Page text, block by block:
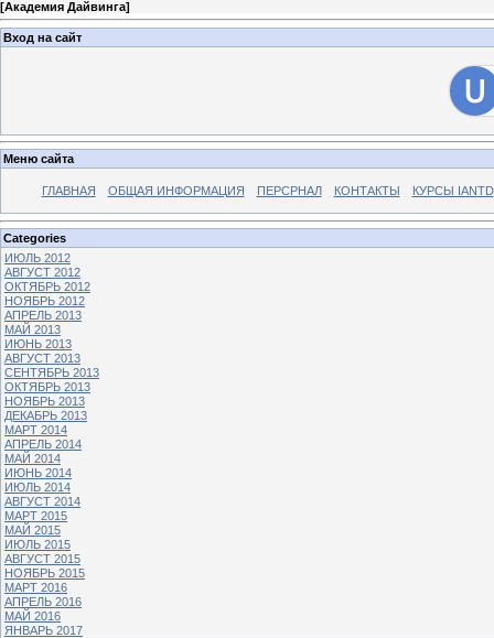
[Академия Дайвинга]
Вход на сайт
Меню сайта
ГЛАВНАЯ ОБЩАЯ ИНФОРМАЦИЯ ПЕРСРНАЛ КОНТАКТЫ КУРСЫ IANTD
Categories
ИЮЛЬ 2012
АВГУСТ 2012
ОКТЯБРЬ 2012
НОЯБРЬ 2012
АПРЕЛЬ 2013
МАЙ 2013
ИЮНЬ 2013
АВГУСТ 2013
СЕНТЯБРЬ 2013
ОКТЯБРЬ 2013
НОЯБРЬ 2013
ДЕКАБРЬ 2013
МАРТ 2014
АПРЕЛЬ 2014
МАЙ 2014
ИЮНЬ 2014
ИЮЛЬ 2014
АВГУСТ 2014
МАРТ 2015
МАЙ 2015
ИЮЛЬ 2015
АВГУСТ 2015
НОЯБРЬ 2015
МАРТ 2016
АПРЕЛЬ 2016
МАЙ 2016
ЯНВАРЬ 2017